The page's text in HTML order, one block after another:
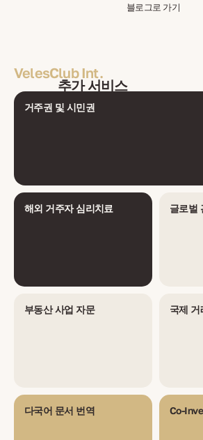
블로그로 가기
VelesClub Int.
추가 서비스
거주권 및 시민권
해외 거주자 심리치료 글로벌
부동산 사업 자문 국제 거
다국어 문서 번역 Co-